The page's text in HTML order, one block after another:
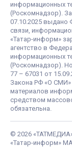
информационных
(Роскомнадзор).
07.10.2025 выдано
связи,
«Татар-информ»
агентство в
информационных
(Роскомнадзор).
77 – 67031 от
Закона РФ «О СМИ»
материалов
средством
обязательна.
© 2026
«Татар-информ»